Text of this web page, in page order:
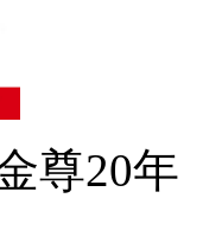
尊20年